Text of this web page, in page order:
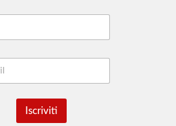
Iscriviti